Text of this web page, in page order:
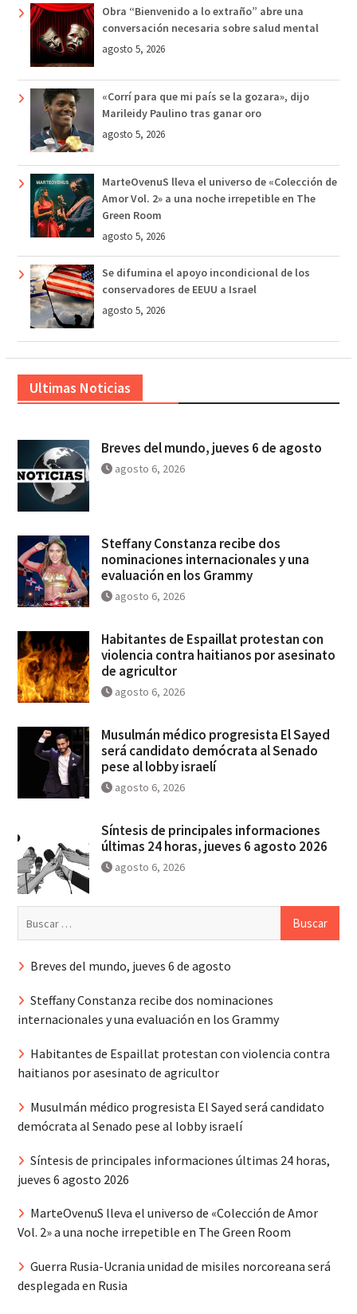
Obra “Bienvenido a lo extraño” abre una
conversación necesaria sobre salud mental
agosto 5, 2026
«Corrí para que mi país se la gozara», dijo
Marileidy Paulino tras ganar oro
agosto 5, 2026
MarteOvenuS lleva el universo de «Colección de
Amor Vol. 2» a una noche irrepetible en The
Green Room
agosto 5, 2026
Se difumina el apoyo incondicional de los
conservadores de EEUU a Israel
agosto 5, 2026
Ultimas Noticias
Breves del mundo, jueves 6 de agosto
agosto 6, 2026
Steffany Constanza recibe dos
nominaciones internacionales y una
evaluación en los Grammy
agosto 6, 2026
Habitantes de Espaillat protestan con
violencia contra haitianos por asesinato
de agricultor
agosto 6, 2026
Musulmán médico progresista El Sayed
será candidato demócrata al Senado
pese al lobby israelí
agosto 6, 2026
Síntesis de principales informaciones
últimas 24 horas, jueves 6 agosto 2026
agosto 6, 2026
Breves del mundo, jueves 6 de agosto
Steffany Constanza recibe dos nominaciones
internacionales y una evaluación en los Grammy
Habitantes de Espaillat protestan con violencia contra
haitianos por asesinato de agricultor
Musulmán médico progresista El Sayed será candidato
demócrata al Senado pese al lobby israelí
Síntesis de principales informaciones últimas 24 horas,
jueves 6 agosto 2026
MarteOvenuS lleva el universo de «Colección de Amor
Vol. 2» a una noche irrepetible en The Green Room
Guerra Rusia-Ucrania unidad de misiles norcoreana será
desplegada en Rusia